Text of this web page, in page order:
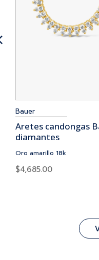
Bauer
Aretes candongas
diamantes
Oro amarillo 18k
$4,685.00